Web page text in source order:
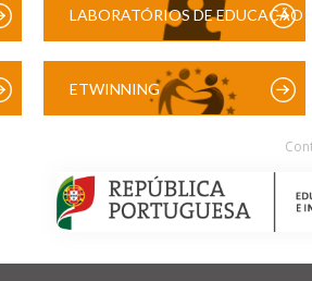
LABORATÓRIOS DE EDUCAÇÃO
ETWINNING